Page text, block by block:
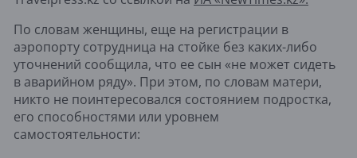
По словам женщины, еще на регистрации в
аэропорту сотрудница на стойке без каких-либо
уточнений сообщила, что ее сын «не может сидеть
в аварийном ряду». При этом, по словам матери,
никто не поинтересовался состоянием подростка,
его способностями или уровнем
самостоятельности: